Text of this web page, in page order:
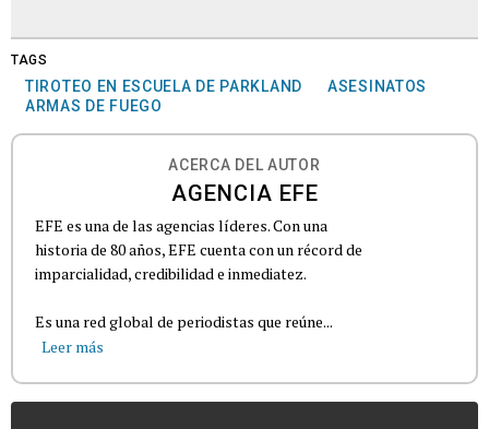
TAGS
TIROTEO EN ESCUELA DE PARKLAND
ASESINATOS
ARMAS DE FUEGO
ACERCA DEL AUTOR
AGENCIA EFE
EFE es una de las agencias líderes. Con una
historia de 80 años, EFE cuenta con un récord de
imparcialidad, credibilidad e inmediatez.
Es una red global de periodistas que reúne...
Leer más